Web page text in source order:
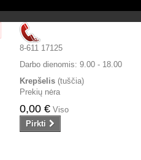
8-611 17125
Darbo dienomis:9.00 - 18.00
Krepšelis (tuščia)
Prekių nėra
0,00 € Viso
Pirkti